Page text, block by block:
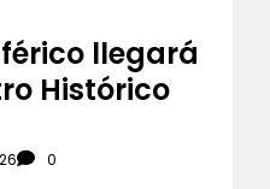
llegará
Histórico
0